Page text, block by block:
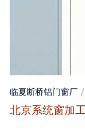
临夏断桥铝门窗厂
北京系统窗加